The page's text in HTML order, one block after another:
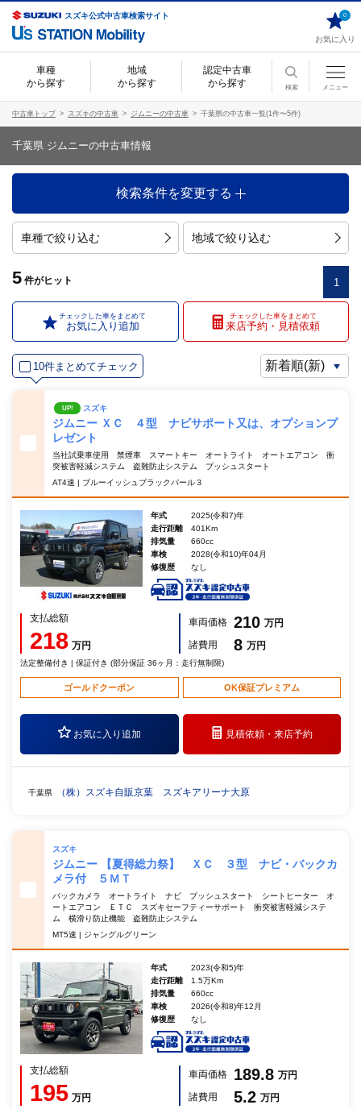
スズキ公式中古車検索サイト
お気に入り
0
車種
から探す
地域
から探す
認定中古車
から探す
検索 メニュー
中古車トップ スズキの中古車 ジムニーの中古車 千葉県の中古車一覧(1件〜5件)
千葉県 ジムニーの中古車情報
検索条件を変更する
車種で絞り込む 地域で絞り込む
5 件がヒット 1
チェックした車をまとめて
お気に入り追加
チェックした車をまとめて
来店予約・見積依頼
10件まとめてチェック
UP! スズキ
ジムニー ＸＣ ４型 ナビサポート又は、オプションプ
レゼント
当社試乗車使用 禁煙車 スマートキー オートライト オートエアコン 衝
突被害軽減システム 盗難防止システム プッシュスタート
AT4速 | ブルーイッシュブラックパール３
年式
2025(令和7)年
走行距離
401Km
排気量
660cc
車検
2028(令和10)年04月
修復歴
なし
支払総額
218 万円
車両価格 210 万円
諸費用
8 万円
法定整備付き | 保証付き (部分保証 36ヶ月：走行無制限)
ゴールドクーポン OK保証プレミアム
お気に入り追加 見積依頼・来店予約
千葉県 （株）スズキ自販京葉 スズキアリーナ大原
スズキ
ジムニー 【夏得総力祭】 ＸＣ ３型 ナビ・バックカ
メラ付 ５ＭＴ
バックカメラ オートライト ナビ プッシュスタート シートヒーター オ
ートエアコン ＥＴＣ スズキセーフティーサポート 衝突被害軽減システ
ム 横滑り防止機能 盗難防止システム
MT5速 | ジャングルグリーン
年式
2023(令和5)年
走行距離
1.5万Km
排気量
660cc
車検
2026(令和8)年12月
修復歴
なし
支払総額
195 万円
車両価格 189.8 万円
諸費用
5.2 万円